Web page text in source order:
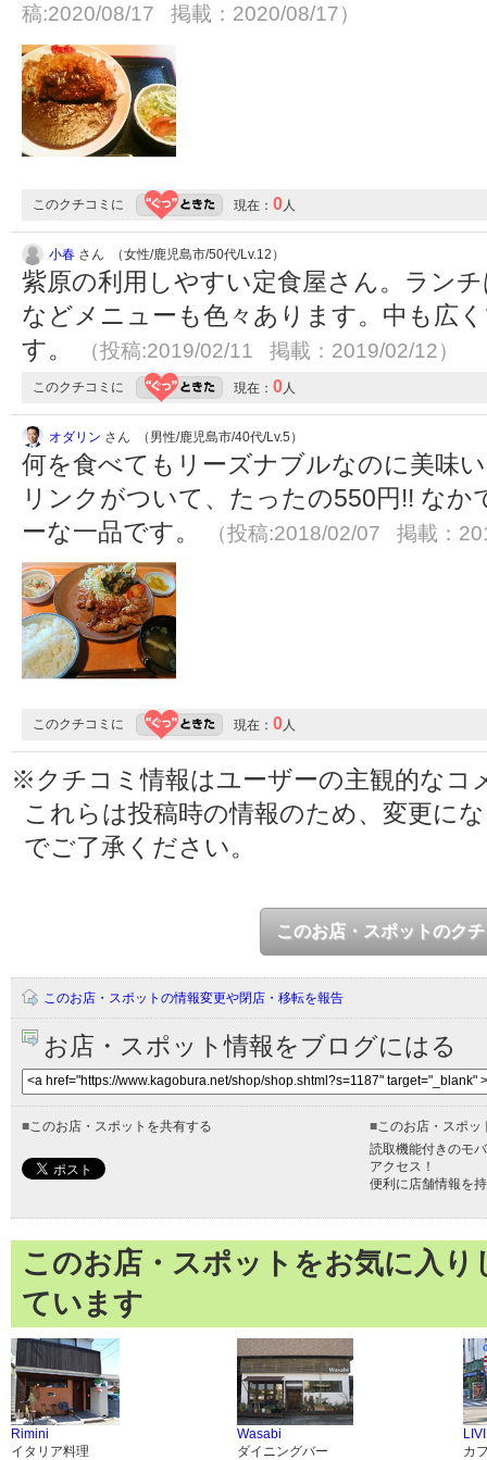
稿:2020/08/17 掲載：2020/08/17）
このクチコミに 現在： 0 人
小春 さん （女性/鹿児島市/50代/Lv.12）
紫原の利用しやすい定食屋さん。ラン
などメニューも色々あります。中も広
す。
（投稿:2019/02/11 掲載：2019/02/12）
このクチコミに 現在： 0 人
オダリン さん （男性/鹿児島市/40代/Lv.5）
何を食べてもリーズナブルなのに美味
リンクがついて、たったの550円!! な
ーな一品です。
（投稿:2018/02/07 掲載：
このクチコミに 現在： 0 人
※クチコミ情報はユーザーの主観的なコ
これらは投稿時の情報のため、変更に
でご了承ください。
このお店・スポットのク
このお店・スポットの情報変更や閉店・移転を報告
お店・スポット情報をブログにはる
■ このお店・スポットを共有する ■ このお店・スポ
読取機能付きのモ
アクセス！
便利に店舗情報を
このお店・スポットをお気に入
ています
Rimini
イタリア料理
Wasabi
ダイニングバー
カ